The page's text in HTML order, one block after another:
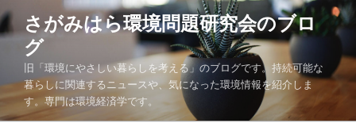
コ
ン
ツ
ス
さがみはら環境問題研究会のブロ
グ
旧「環境にやさしい暮らしを考える」のブログです。持続可能な
暮らしに関連するニュースや、気になった環境情報を紹介しま
す。専門は環境経済学です。